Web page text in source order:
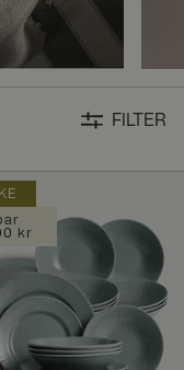
FILTER
kr